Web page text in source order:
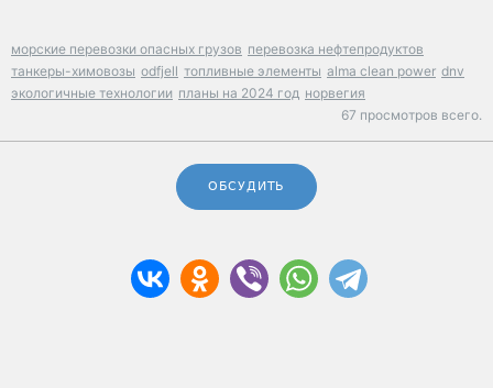
морские перевозки опасных грузов перевозка нефтепродуктов
танкеры-химовозы odfjell топливные элементы alma clean power dnv
экологичные технологии планы на 2024 год норвегия
67 просмотров всего.
ОБСУДИТЬ